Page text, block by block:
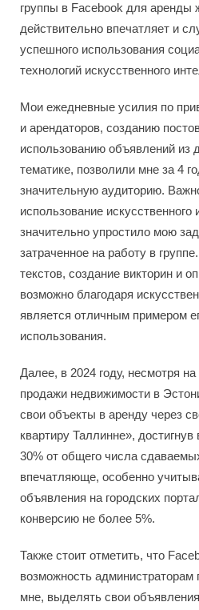
группы в Facebook для аренды
действительно впечатляет и
успешного использования
технологий искусственного
Мои ежедневные усилия по
и арендаторов, созданию
использованию объявлений из
тематике, позволили мне за 4
значительную аудиторию.
использование искусственного
значительно упростило мою
затраченное на работу в
текстов, создание викторин и
возможно благодаря
является отличным примером
использования.
Далее, в 2024 году, несмотря
продажи недвижимости в
свои объекты в аренду через
квартиру Таллинне»,
30% от общего числа
впечатляюще, особенно
объявления на городских
конверсию не более 5%.
Также стоит отметить, что
возможность администраторам
мне, выделять свои